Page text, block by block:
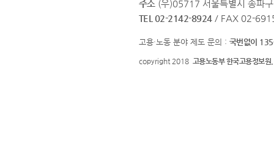
주소 (우)05717 서울특별시 송파
TEL 02-2142-8924 / FAX 02-
고용·노동 분야 제도 문의 : 국번없이
copyright 2018 고용노동부 한국고용정보원.